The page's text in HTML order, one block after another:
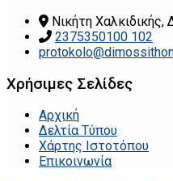
Νικήτη
2375350100 102
Χρήσιμες Σελίδες
Αρχική
Δελτία Τύπου
Χάρτης Ιστοτόπου
Επικοινωνία